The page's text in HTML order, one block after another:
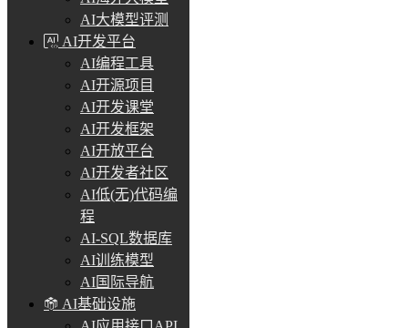
AI大模型评测
AI开发平台
AI编程工具
AI开源项目
AI开发课堂
AI开发框架
AI开放平台
AI开发者社区
AI低(无)代码编
程
AI-SQL数据库
AI训练模型
AI国际导航
AI基础设施